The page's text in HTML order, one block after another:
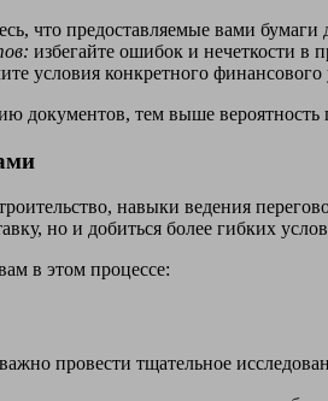
что предоставляемые вами
избегайте ошибок и нечеткости в
условия конкретного
документов, тем выше
навыки ведения
но и добиться более гибких
в этом процессе:
провести тщательное